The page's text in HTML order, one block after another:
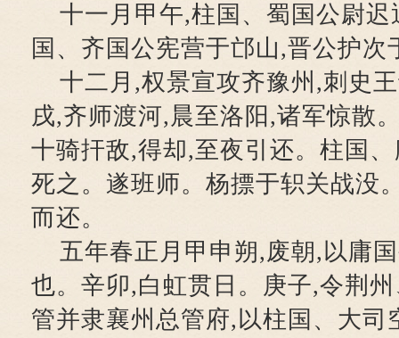
十一月甲午,柱国、蜀国公尉
国、齐国公宪营于邙山,晋公护次
十二月,权景宣攻齐豫州,刺史
戌,齐师渡河,晨至洛阳,诸军惊散
十骑扞敌,得却,至夜引还。柱国
死之。遂班师。杨摽于轵关战没
而还。
五年春正月甲申朔,废朝,以庸
也。辛卯,白虹贯日。庚子,令荆
管并隶襄州总管府,以柱国、大司